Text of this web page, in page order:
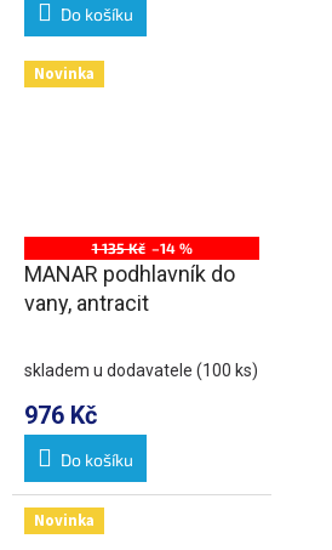
Do košíku
Novinka
1 135 Kč –14 %
MANAR podhlavník do
vany, antracit
skladem u dodavatele (100 ks)
976 Kč
Do košíku
Novinka